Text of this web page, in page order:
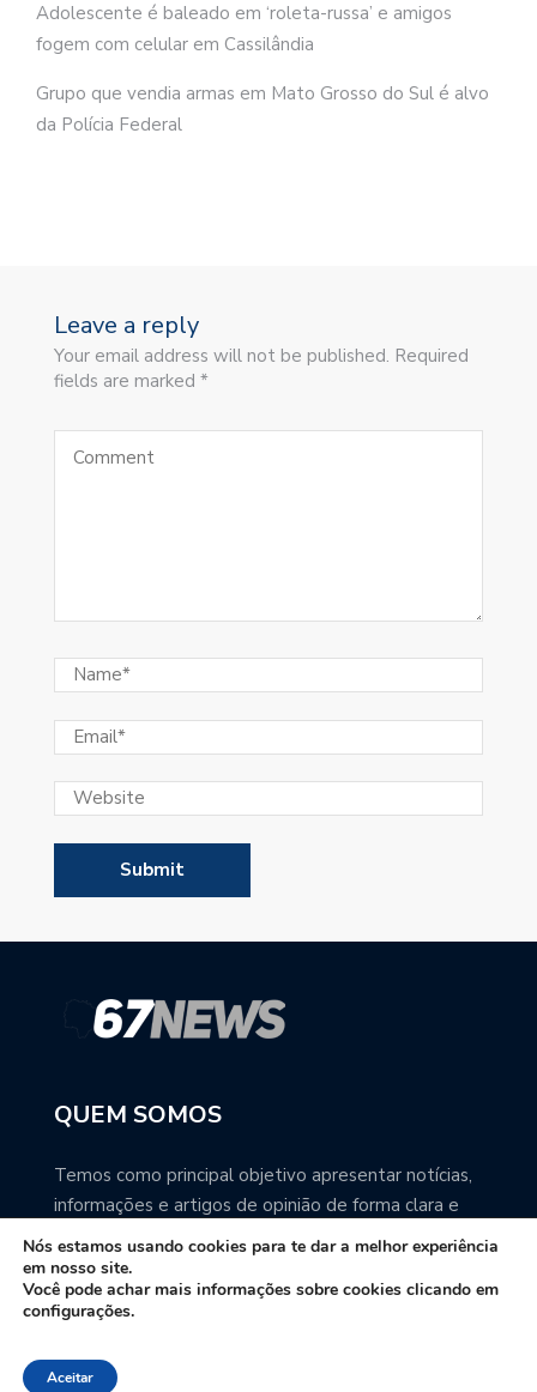
Adolescente é baleado em ‘roleta-russa’ e amigos
fogem com celular em Cassilândia
Grupo que vendia armas em Mato Grosso do Sul é alvo
da Polícia Federal
Leave a reply
Your email address will not be published. Required
fields are marked *
QUEM SOMOS
Temos como principal objetivo apresentar notícias,
informações e artigos de opinião de forma clara e
precisa. Você pode ter a total certeza que o
67NEWS é uma excelente fonte de informação
sobre Mato Grosso do Sul.
Nós estamos usando cookies para te dar a melhor experiência
em nosso site.
Você pode achar mais informações sobre cookies clicando em
configurações.
Aceitar